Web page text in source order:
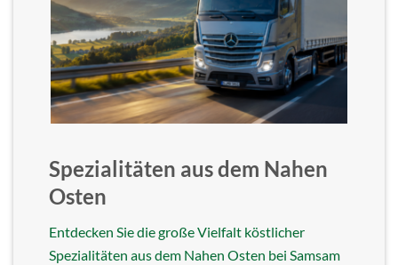
Spezialitäten aus dem Nahen
Osten
Entdecken Sie die große Vielfalt köstlicher
Spezialitäten aus dem Nahen Osten bei Samsam